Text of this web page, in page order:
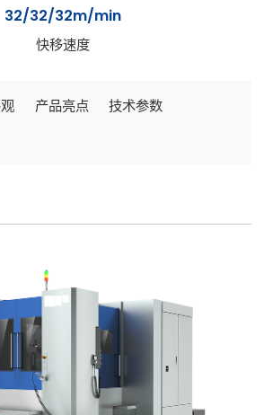
32/32/32m/min
快移速度
产品亮点
技术参数